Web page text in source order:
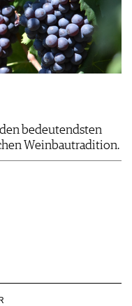
bedeutendsten
Weinbautradition.